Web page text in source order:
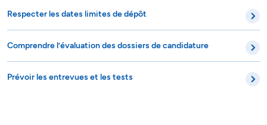
Respecter les dates limites de dépôt
Comprendre l’évaluation des dossiers de candidature
Prévoir les entrevues et les tests